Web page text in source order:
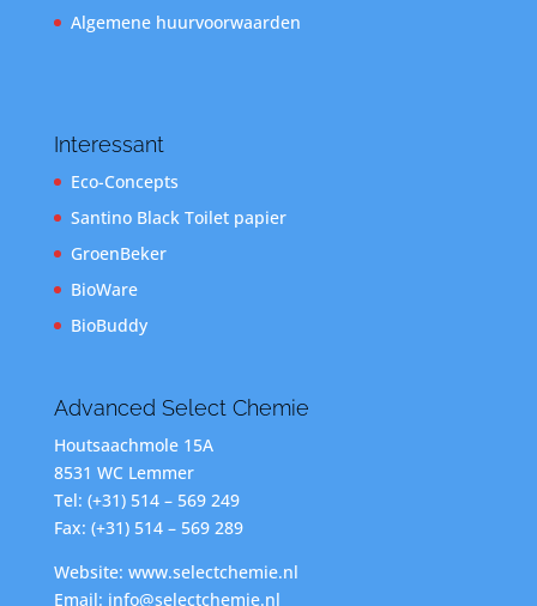
Algemene huurvoorwaarden
Interessant
Eco-Concepts
Santino Black Toilet papier
GroenBeker
BioWare
BioBuddy
Advanced Select Chemie
Houtsaachmole 15A
8531 WC Lemmer
Tel: (+31) 514 – 569 249
Fax: (+31) 514 – 569 289
Website: www.selectchemie.nl
Email: info@selectchemie.nl